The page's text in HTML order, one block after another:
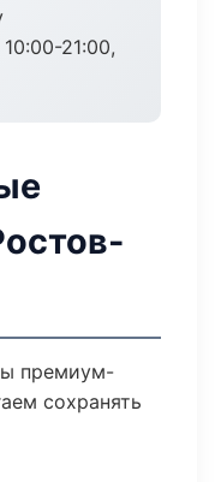
21:00,
премиум-
сохранять